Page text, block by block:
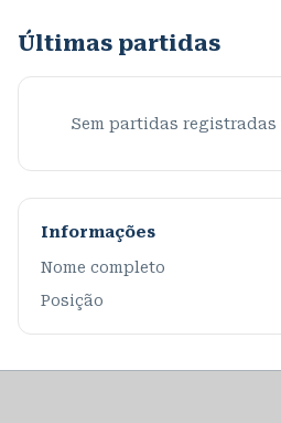
Últimas partidas
Sem partidas registradas
Informações
Nome completo
Posição